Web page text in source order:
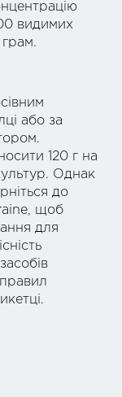
видимих
або за
120 г на
Однак
до
щоб
для